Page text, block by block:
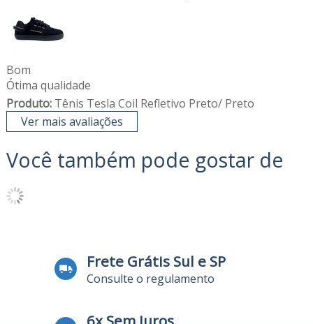
Bom
Ótima qualidade
Produto:Tênis Tesla Coil Refletivo Preto/ Preto
Ver mais avaliações
Você também pode gostar de
Frete Grátis Sul e SP
Consulte o regulamento